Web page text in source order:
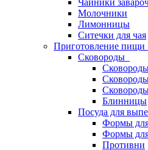
Чайники
Молочники
Лимонницы
Ситечки для чая
Приготовление пищи
Сковороды
Блинницы
Посуда для
Формы
Формы
Противни